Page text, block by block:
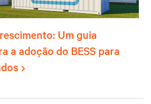
Um guia
a adoção do BESS para